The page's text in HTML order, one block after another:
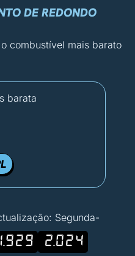
DE REDONDO
combustível mais barato
barata
Segunda-
1.929
2.024